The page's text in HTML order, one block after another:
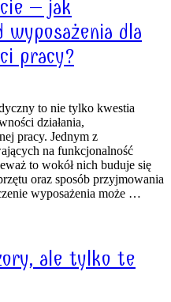
– jak
wyposażenia dla
pracy?
to nie tylko kwestia
działania,
pracy. Jednym z
na funkcjonalność
to wokół nich buduje się
oraz sposób przyjmowania
wyposażenia może …
ale tylko te